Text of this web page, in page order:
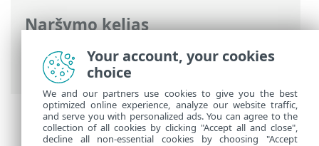
Naršymo kelias
ESET interneto žinynas> ESET NOD32
Antivirus
>Produkto aktyvinimas
Your account, your cookies
choice
We and our partners use cookies to give you the best
optimized online experience, analyze our website traffic,
and serve you with personalized ads. You can agree to the
collection of all cookies by clicking "Accept all and close",
decline all non-essential cookies by choosing "Accept